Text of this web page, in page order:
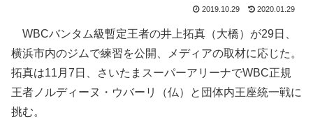
2019.10.29 2020.01.29
WBCバンタム級暫定王者の井上拓真（大橋）が29日、
横浜市内のジムで練習を公開、メディアの取材に応じた。
拓真は11月7日、さいたまスーパーアリーナでWBC正規
王者ノルディーヌ・ウバーリ（仏）と団体内王座統一戦に
挑む。